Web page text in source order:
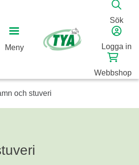
Meny
Sök
Logga in
Webbshop
och stuveri